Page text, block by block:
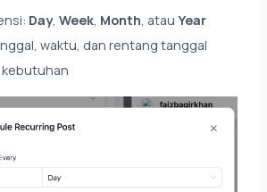
Day,Week, Month, atauYear
waktu, dan rentang tanggal